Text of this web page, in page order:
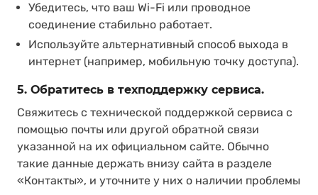
Убедитесь, что ваш Wi-Fi или проводное
соединение стабильно работает.
Используйте альтернативный способ выхода в
интернет (например, мобильную точку доступа).
5. Обратитесь в техподдержку сервиса.
Свяжитесь с технической поддержкой сервиса с
помощью почты или другой обратной связи
указанной на их официальном сайте. Обычно
такие данные держать внизу сайта в разделе
«Контакты», и уточните у них о наличии проблемы